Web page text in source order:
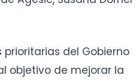
del Gobierno
objetivo de mejorar la